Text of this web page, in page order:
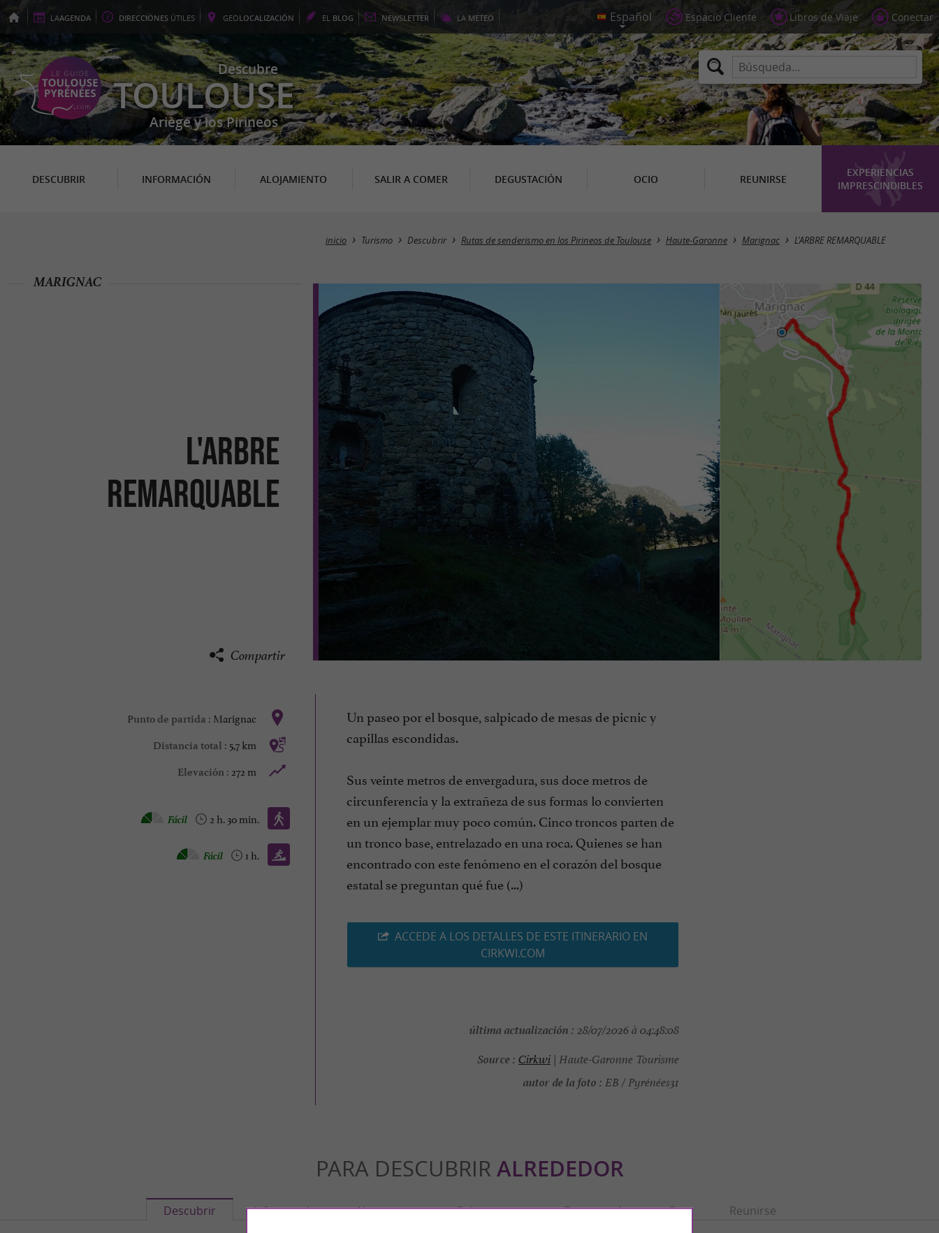
LAAGENDA DIRECCIONES ÚTILES GEOLOCALIZACIÓN EL BLOG NEWSLETTER LA METEO Espacio Cliente Libros de Viaje Conectar
Descubre
TOULOUSE
Ariège y los Pirineos
DESCUBRIR INFORMACIÓN ALOJAMIENTO SALIR A COMER DEGUSTACIÓN OCIO REUNIRSE
EXPERIENCIAS
IMPRESCINDIBLES
inicio Turismo Descubrir Rutas de senderismo en los Pirineos de Toulouse Haute-Garonne Marignac L'ARBRE REMARQUABLE
L'ARBRE
REMARQUABLE
MARIGNAC
Compartir
Punto de partida : Marignac
Distancia total : 5,7 km
Elevación : 272 m
Caminata :
2 h. 30 min.
Fácil
Trail :
1 h.
Fácil
Un paseo por el bosque, salpicado de mesas de picnic y
capillas escondidas.
Sus veinte metros de envergadura, sus doce metros de
circunferencia y la extrañeza de sus formas lo convierten
en un ejemplar muy poco común. Cinco troncos parten de
un tronco base, entrelazado en una roca. Quienes se han
encontrado con este fenómeno en el corazón del bosque
estatal se preguntan qué fue (...)
ACCEDE A LOS DETALLES DE ESTE ITINERARIO EN
CIRKWI.COM
última actualización : 28/07/2026 à 04:48:08
Source : Cirkwi| Haute-Garonne Tourisme
autor de la foto : EB / Pyrénées31
PARA DESCUBRIR ALREDEDOR
Descubrir Información Alojamiento Salir a comer Degustación Ocio Reunirse